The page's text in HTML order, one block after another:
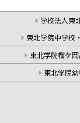
学校法人東
東北学院中学校
東北学院榴ケ
東北学院